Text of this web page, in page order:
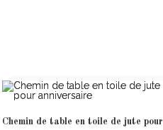
Chemin de table en toile de jute pour